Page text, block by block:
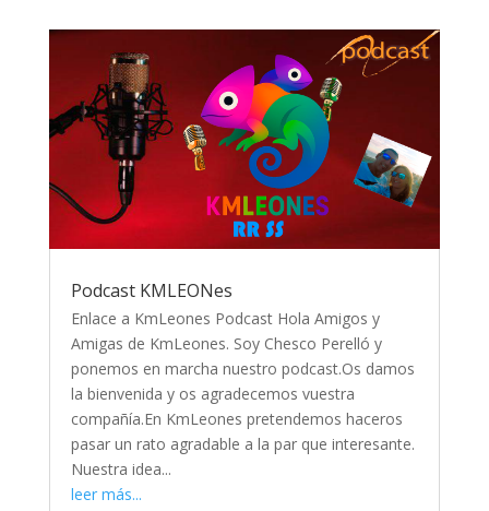
Podcast KMLEONes
Enlace a KmLeones Podcast Hola Amigos y
Amigas de KmLeones. Soy Chesco Perelló y
ponemos en marcha nuestro podcast.Os damos
la bienvenida y os agradecemos vuestra
compañía.En KmLeones pretendemos haceros
pasar un rato agradable a la par que interesante.
Nuestra idea...
leer más...